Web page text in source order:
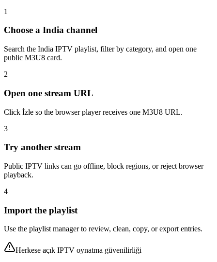
1
Choose a India channel
Search the India IPTV playlist, filter by category, and open one
public M3U8 card.
2
Open one stream URL
Click İzle so the browser player receives one M3U8 URL.
3
Try another stream
Public IPTV links can go offline, block regions, or reject browser
playback.
4
Import the playlist
Use the playlist manager to review, clean, copy, or export entries.
Herkese açık IPTV oynatma güvenilirliği